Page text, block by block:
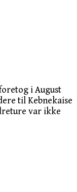
i August
til Kebnekaise
var ikke